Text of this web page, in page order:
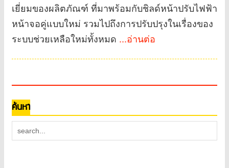
เยี่ยมของผลิตภัณฑ์ ที่มาพร้อมกับชิลด์หน้าปรับไฟฟ้า
หน้าจอคู่แบบใหม่ รวมไปถึงการปรับปรุงในเรื่องของ
ระบบช่วยเหลือใหม่ทั้งหมด ...อ่านต่อ
ค้นหา